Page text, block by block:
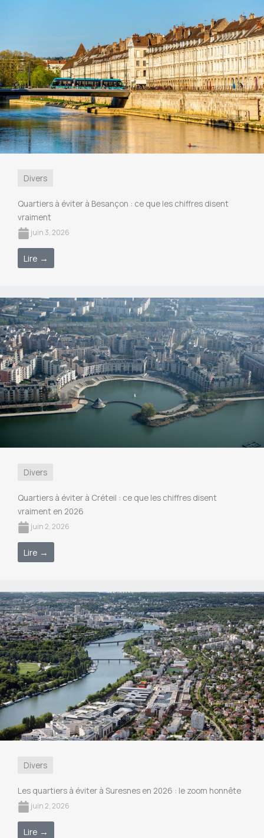
Divers
Quartiers à éviter à Besançon : ce que les chiffres disent
vraiment
juin 3, 2026
Lire →
Divers
Quartiers à éviter à Créteil : ce que les chiffres disent
vraiment en 2026
juin 2, 2026
Lire →
Divers
Les quartiers à éviter à Suresnes en 2026 : le zoom honnête
juin 2, 2026
Lire →